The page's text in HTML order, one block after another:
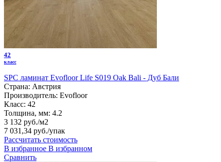
42
класс
SPC ламинат Evofloor Life S019 Oak Bali - Дуб Бали
Страна: Австрия
Производитель: Evofloor
Класс: 42
Толщина, мм: 4.2
3 132 руб./м2
7 031,34 руб./упак
Рассчитать стоимость
В избранное В избранном
Сравнить